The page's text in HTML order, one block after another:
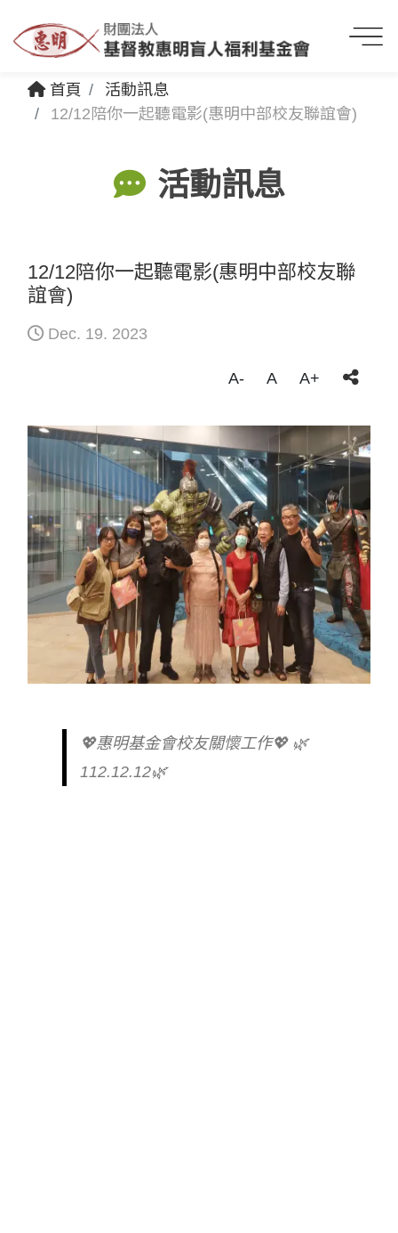
首頁
活動訊息
12/12陪你一起聽電影(惠明中部校友聯誼會)
活動訊息
12/12陪你一起聽電影(惠明中部校友聯
誼會)
Dec. 19. 2023
A- A A+
💖惠明基金會校友關懷工作💖 🌿
112.12.12🌿